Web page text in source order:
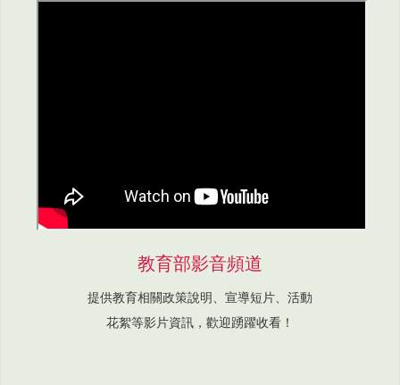
教育部影音頻道
提供教育相關政策說明、宣導短片、活動
花絮等影片資訊，歡迎踴躍收看！